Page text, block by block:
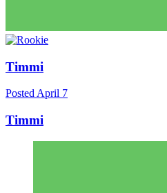
Timmi
Posted April 7
Timmi